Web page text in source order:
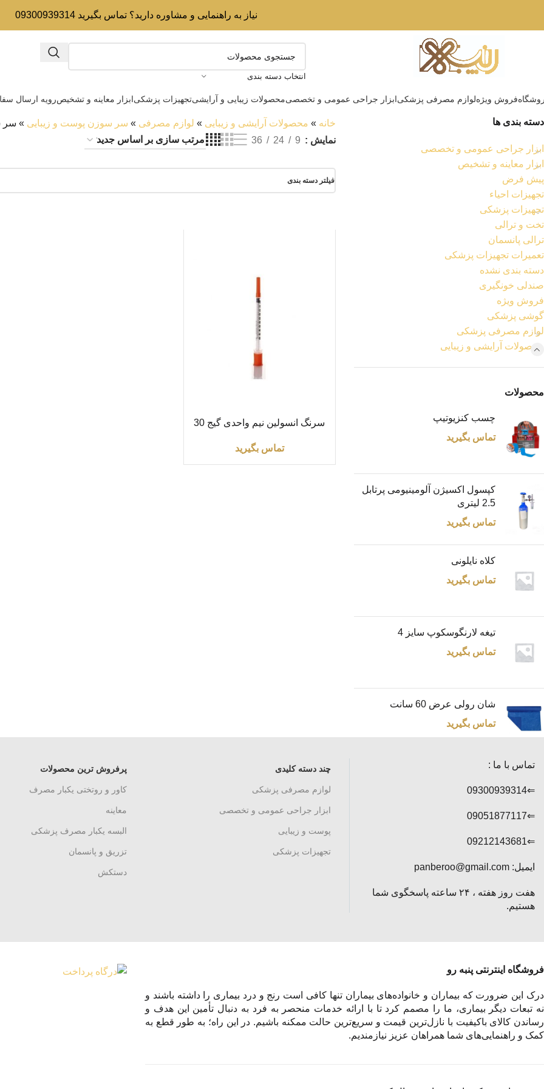
نیاز به راهنمایی و مشاوره دارید؟ تماس بگیرید 09300939314
انتخاب دسته بندی
فروش ویژهلوازم مصرفی پزشکیابزار جراحی عمومی و تخصصیمحصولات زیبایی و آرایشیتجهیزات پزشکیابزار معاینه و تشخیصرویه ارسال
دسته بندی ها
ابزار جراحی عمومی و تخصصی
ابزار معاینه و تشخیص
پیش فرض
تجهیزات احیاء
تجهیزات پزشکی
تخت و ترالی
ترالی پانسمان
تعمیرات تجهیزات پزشکی
دسته بندی نشده
صندلی خونگیری
فروش ویژه
گوشی پزشکی
لوازم مصرفی پزشکی
محصولات آرایشی و زیبایی
محصولات
چسب کنزیوتیپ
تماس بگیرید
کپسول اکسیژن آلومینیومی پرتابل
2.5 لیتری
تماس بگیرید
کلاه نایلونی
تماس بگیرید
تیغه لارنگوسکوپ سایز 4
تماس بگیرید
شان رولی عرض 60 سانت
تماس بگیرید
خانه » محصولات آرایشی و زیبایی » لوازم مصرفی » سر سوزن پوست و زیبایی » سر
نمایش
9
24
36
فیلتر دسته بندی
اطلاعات بیشتر
سرنگ انسولین نیم واحدی گیج 30
تماس بگیرید
پرفروش ترین محصولات
کاور و روتختی یکبار مصرف
معاینه
البسه یکبار مصرف پزشکی
تزریق و پانسمان
دستکش
چند دسته کلیدی
لوازم مصرفی پزشکی
ابزار جراحی عمومی و تخصصی
پوست و زیبایی
تجهیزات پزشکی
تماس با ما :
⇐09300939314
⇐09051877117
⇐09212143681
ایمیل: panberoo@gmail.com
هفت روز هفته ، ۲۴ ساعته پاسخگوی شما
هستیم.
فروشگاه اینترنتی پنبه رو
درک این ضرورت که بیماران و خانواده‌های بیماران تنها کافی است رنج و درد بیماری را داشته باشند و
نه تبعات دیگر بیماری، ما را مصمم کرد تا با ارائه خدمات منحصر به فرد به دنبال تأمین این هدف و
رساندن کالای باکیفیت با نازل‌ترین قیمت و سریع‌ترین حالت ممکنه باشیم. در این راه؛ به طور قطع به
کمک و راهنمایی‌های شما همراهان عزیز نیازمندیم.